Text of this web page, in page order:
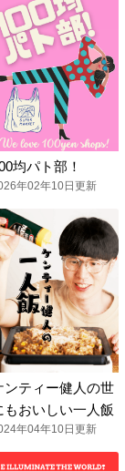
均パト部！
年02年10日更新
ンティー健人の世
もおいしい一人飯
年04年10日更新